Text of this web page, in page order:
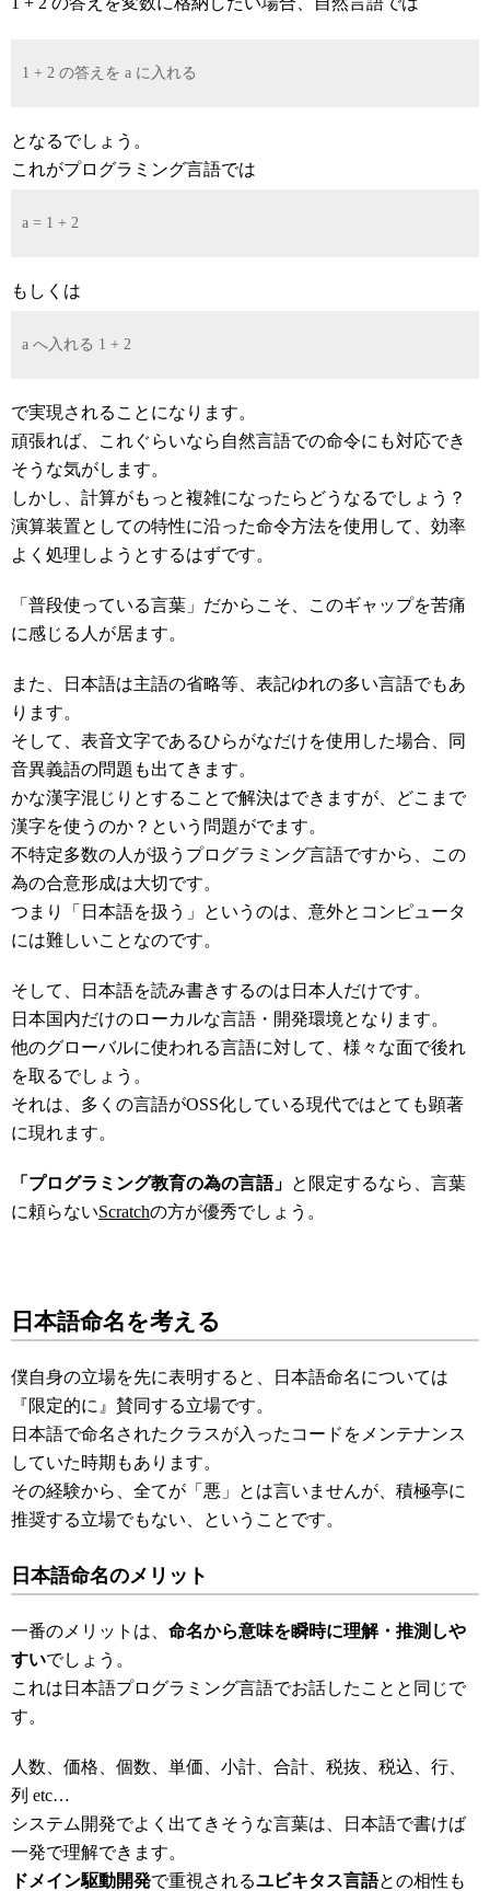
1 + 2 の答えを a に入れる
となるでしょう。
これがプログラミング言語では
a = 1 + 2
もしくは
a へ入れる 1 + 2
で実現されることになります。
頑張れば、これぐらいなら自然言語での命令にも対応でき
そうな気がします。
しかし、計算がもっと複雑になったらどうなるでしょう？
演算装置としての特性に沿った命令方法を使用して、効率
よく処理しようとするはずです。
「普段使っている言葉」だからこそ、このギャップを苦痛
に感じる人が居ます。
また、日本語は主語の省略等、表記ゆれの多い言語でもあ
ります。
そして、表音文字であるひらがなだけを使用した場合、同
音異義語の問題も出てきます。
かな漢字混じりとすることで解決はできますが、どこまで
漢字を使うのか？という問題がでます。
不特定多数の人が扱うプログラミング言語ですから、この
為の合意形成は大切です。
つまり「日本語を扱う」というのは、意外とコンピュータ
には難しいことなのです。
そして、日本語を読み書きするのは日本人だけです。
日本国内だけのローカルな言語・開発環境となります。
他のグローバルに使われる言語に対して、様々な面で後れ
を取るでしょう。
それは、多くの言語がOSS化している現代ではとても顕著
に現れます。
「プログラミング教育の為の言語」 と限定するなら、言葉
に頼らないScratchの方が優秀でしょう。
日本語命名を考える
僕自身の立場を先に表明すると、日本語命名については
『限定的に』賛同する立場です。
日本語で命名されたクラスが入ったコードをメンテナンス
していた時期もあります。
その経験から、全てが「悪」とは言いませんが、積極亭に
推奨する立場でもない、ということです。
日本語命名のメリット
一番のメリットは、 命名から意味を瞬時に理解・推測しや
すいでしょう。
これは日本語プログラミング言語でお話したことと同じで
す。
人数、価格、個数、単価、小計、合計、税抜、税込、行、
列 etc…
システム開発でよく出てきそうな言葉は、日本語で書けば
一発で理解できます。
ドメイン駆動開発で重視されるユビキタス言語との相性も